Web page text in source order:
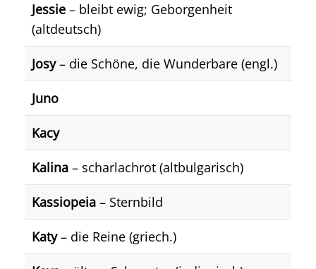
Jessie – bleibt ewig; Geborgenheit
(altdeutsch)
Josy– die Schöne, die Wunderbare (engl.)
Juno
Kacy
Kalina – scharlachrot (altbulgarisch)
Kassiopeia – Sternbild
Katy– die Reine (griech.)